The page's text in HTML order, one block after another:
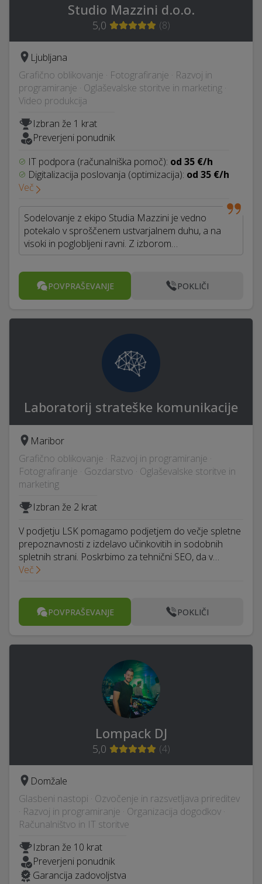
Studio Mazzini d.o.o.
5,0 (8)
Ljubljana
Grafično oblikovanje · Fotografiranje · Razvoj in
programiranje · Oglaševalske storitve in marketing ·
Video produkcija
Izbran že 1 krat
Preverjeni ponudnik
IT podpora (računalniška pomoč): od 35 €/h
Digitalizacija poslovanja (optimizacija): od 35 €/h
Več
Sodelovanje z ekipo Studia Mazzini je vedno
potekalo v sproščenem ustvarjalnem duhu, a na
visoki in poglobljeni ravni. Z izborom…
POVPRAŠEVANJE POKLIČI
Laboratorij strateške komunikacije
Maribor
Grafično oblikovanje · Razvoj in programiranje ·
Fotografiranje · Gozdarstvo · Oglaševalske storitve in
marketing
Izbran že 2 krat
V podjetju LSK pomagamo podjetjem do večje spletne
prepoznavnosti z izdelavo učinkovitih in sodobnih
spletnih strani. Poskrbimo za tehnični SEO, da v…
Več
POVPRAŠEVANJE POKLIČI
Lompack DJ
5,0 (4)
Domžale
Glasbeni nastopi · Ozvočenje in razsvetljava prireditev
· Razvoj in programiranje · Organizacija dogodkov ·
Računalništvo in IT storitve
Izbran že 10 krat
Preverjeni ponudnik
Garancija zadovoljstva